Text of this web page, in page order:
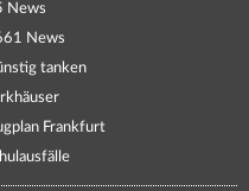
News
News
tanken
Frankfurt